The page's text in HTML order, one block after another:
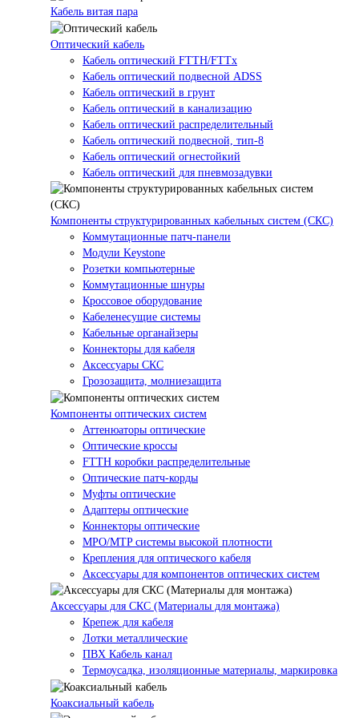
Кабель витая пара
Оптический кабель
Кабель оптический FTTH/FTTx
Кабель оптический подвесной ADSS
Кабель оптический в грунт
Кабель оптический в канализацию
Кабель оптический распределительный
Кабель оптический подвесной, тип-8
Кабель оптический огнестойкий
Кабель оптический для пневмозадувки
Компоненты структурированных кабельных систем (СКС)
Коммутационные патч-панели
Модули Keystone
Розетки компьютерные
Коммутационные шнуры
Кроссовое оборудование
Кабеленесущие системы
Кабельные органайзеры
Коннекторы для кабеля
Аксессуары СКС
Грозозащита, молниезащита
Компоненты оптических систем
Аттенюаторы оптические
Оптические кроссы
FTTH коробки распределительные
Оптические патч-корды
Муфты оптические
Адаптеры оптические
Коннекторы оптические
MPO/MTP системы высокой плотности
Крепления для оптического кабеля
Аксессуары для компонентов оптических систем
Аксессуары для СКС (Материалы для монтажа)
Крепеж для кабеля
Лотки металлические
ПВХ Кабель канал
Термоусадка, изоляционные материалы, маркировка
Коаксиальный кабель